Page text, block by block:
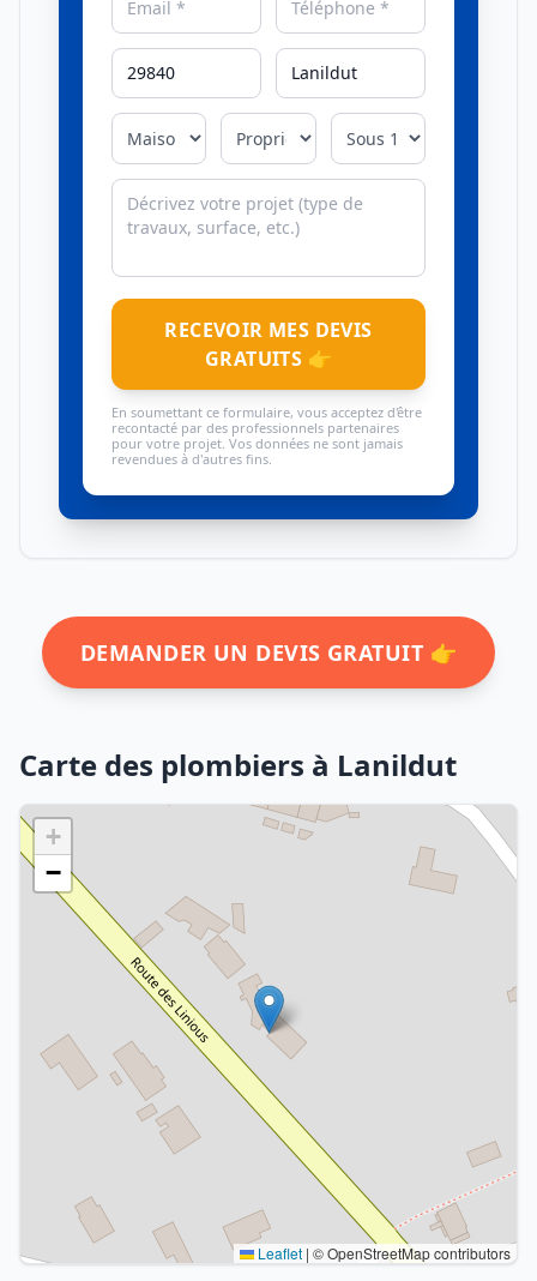
RECEVOIR MES DEVIS
GRATUITS 👉
En soumettant ce formulaire, vous acceptez d'être
recontacté par des professionnels partenaires
pour votre projet. Vos données ne sont jamais
revendues à d'autres fins.
DEMANDER UN DEVIS GRATUIT 👉
Carte des plombiers à Lanildut
+
−
Leaflet | © OpenStreetMap contributors